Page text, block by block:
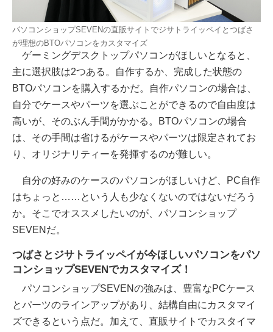
パソコンショップSEVENの直販サイトでジサトライッペイとつばさ
が理想のBTOパソコンをカスタマイズ
ゲーミングデスクトップパソコンがほしいとなると、
主に選択肢は2つある。自作するか、完成した状態の
BTOパソコンを購入するかだ。自作パソコンの場合は、
自分でケースやパーツを選ぶことができるので自由度は
高いが、そのぶん手間がかかる。BTOパソコンの場合
は、その手間は省けるがケースやパーツは限定されてお
り、オリジナリティーを発揮するのが難しい。
自分の好みのケースのパソコンがほしいけど、PC自作
はちょっと……という人も少なくないのではないだろう
か。そこでオススメしたいのが、パソコンショップ
SEVENだ。
つばさとジサトライッペイが今ほしいパソコンをパソ
コンショップSEVENでカスタマイズ！
パソコンショップSEVENの強みは、豊富なPCケース
とパーツのラインアップがあり、結構自由にカスタマイ
ズできるという点だ。加えて、直販サイトでカスタイマ